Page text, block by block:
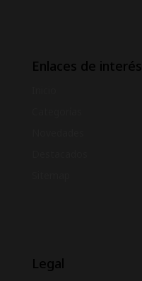
Enlaces de interés
Legal